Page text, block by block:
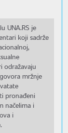
UNA.RS je
koji sadrže
odražavaju
mržnje
pronađeni
načelima i
i